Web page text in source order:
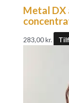
Metal
283,00kr.